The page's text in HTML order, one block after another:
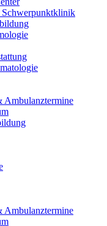
Ambulanztermine
Ambulanztermine